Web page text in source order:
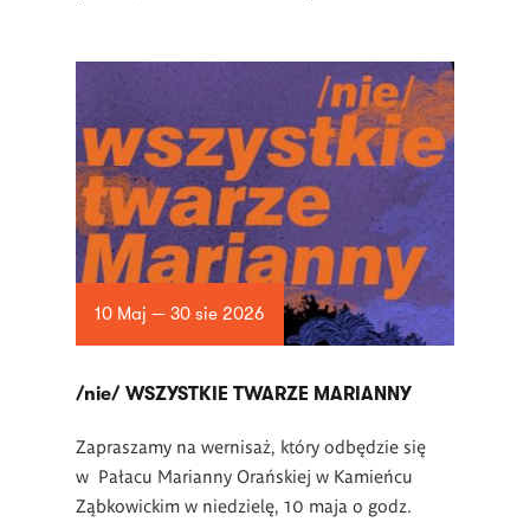
10 Maj — 30 sie 2026
/nie/ WSZYSTKIE TWARZE MARIANNY
Zapraszamy na wernisaż, który odbędzie się
w Pałacu Marianny Orańskiej w Kamieńcu
Ząbkowickim w niedzielę, 10 maja o godz.